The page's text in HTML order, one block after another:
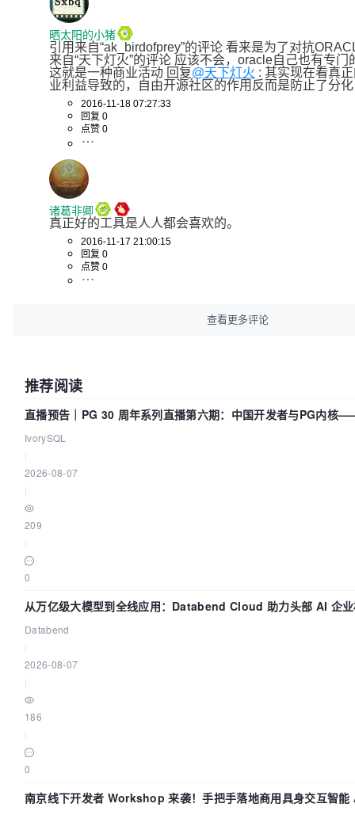
晒太阳的小猪
引用来自“ak_birdofprey”的评论 看来是为了对抗
来自“天下灯火”的评论 应该不会，oracle自己也有专门
这就是一种商业活动 回复@天下灯火 : 其实现在看真
业利益导致的，自由开源社区的作用反而是防止了分化
2016-11-18 07:27:33
回复 0
点赞 0
诸葛非卿
真正好的工具是人人都会喜欢的。
2016-11-17 21:00:15
回复 0
点赞 0
查看更多评论
推荐阅读
直播预告｜PG 30 周年系列直播第六期：中国开发者与PG内核
我们贡献了什么？
IvorySQL
2026-08-07
209
0
从万亿级大模型到全线应用：Databend Cloud 助力头部 AI 企
数据管道
Databend
2026-08-07
186
0
南京线下开发者 Workshop 来袭！手把手落地商用具身交互智